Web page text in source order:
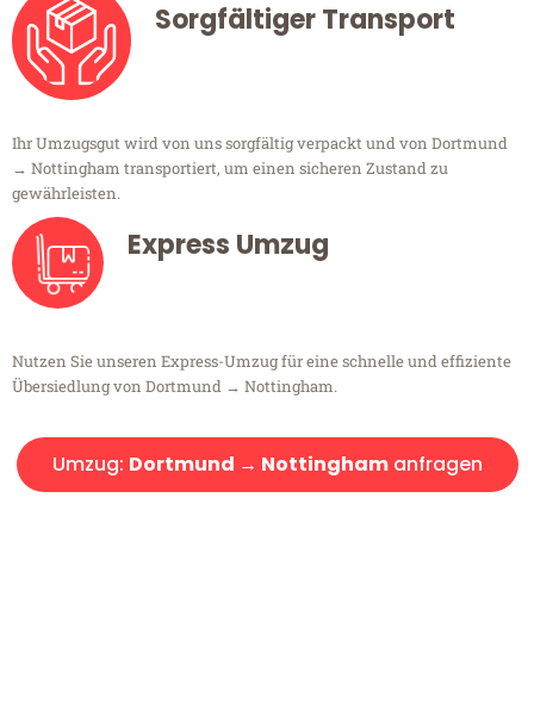
Sorgfältiger Transport
Ihr Umzugsgut wird von uns sorgfältig verpackt und von Dortmund
→ Nottingham transportiert, um einen sicheren Zustand zu
gewährleisten.
Express Umzug
Nutzen Sie unseren Express-Umzug für eine schnelle und effiziente
Übersiedlung von Dortmund → Nottingham.
Umzug: Dortmund → Nottinghamanfragen